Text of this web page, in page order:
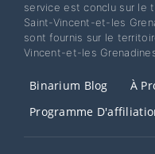
service est conclu sur le
Saint-Vincent-et-les
sont fournis sur le
Vincent-et-les
Binarium Blog
À
Programme